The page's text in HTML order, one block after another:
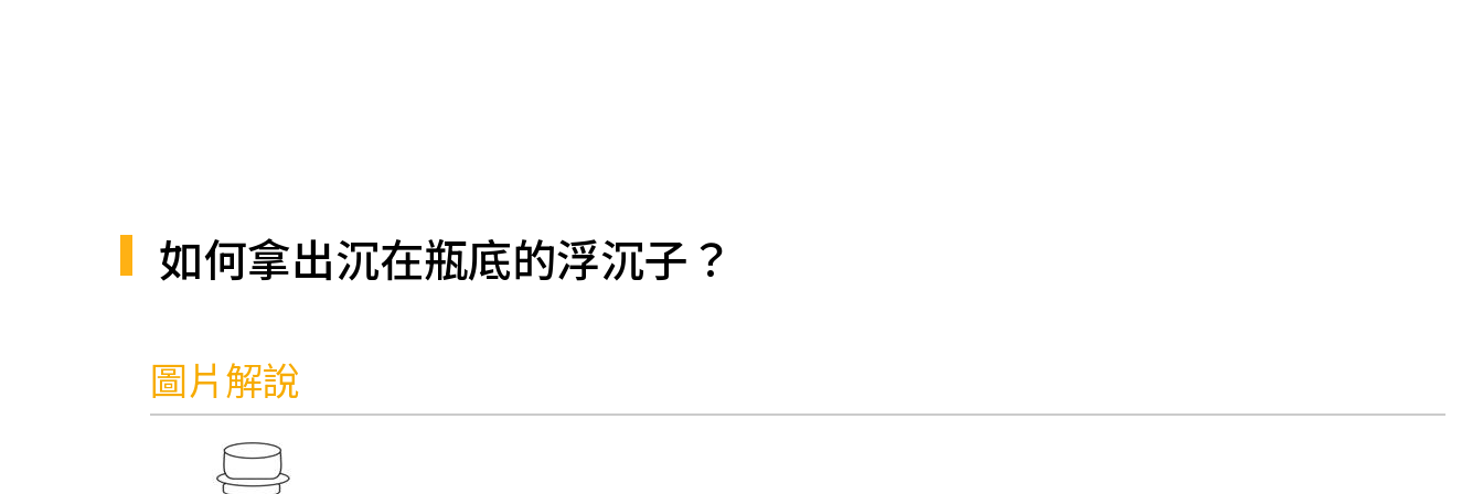
如何拿出沉在瓶底的浮沉子？
圖片解說